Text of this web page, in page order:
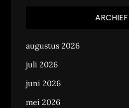
ARCHIEF
augustus 2026
juli 2026
juni 2026
mei 2026